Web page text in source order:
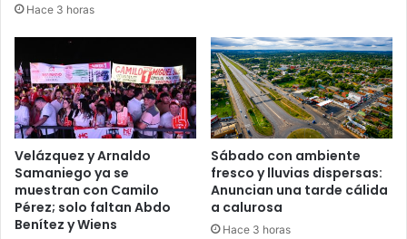
Hace 3 horas
Velázquez y Arnaldo
Samaniego ya se
muestran con Camilo
Pérez; solo faltan Abdo
Benítez y Wiens
Sábado con ambiente
fresco y lluvias dispersas:
Anuncian una tarde cálida
a calurosa
Hace 3 horas